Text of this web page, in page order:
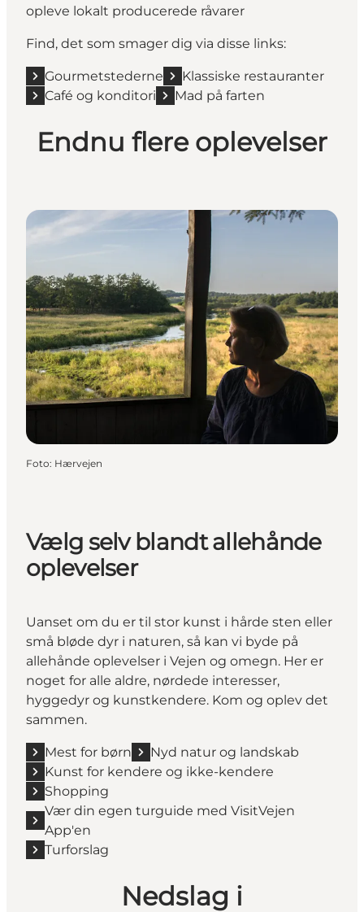
opleve lokalt producerede råvarer
Find, det som smager dig via disse links:
Gourmetstederne
Klassiske restauranter
Café og konditori
Mad på farten
Endnu flere oplevelser
Foto: Hærvejen
Vælg selv blandt allehånde
oplevelser
Uanset om du er til stor kunst i hårde sten eller
små bløde dyr i naturen, så kan vi byde på
allehånde oplevelser i Vejen og omegn. Her er
noget for alle aldre, nørdede interesser,
hyggedyr og kunstkendere. Kom og oplev det
sammen.
Mest for børn
Nyd natur og landskab
Kunst for kendere og ikke-kendere
Shopping
Vær din egen turguide med VisitVejen
App'en
Turforslag
Nedslag i